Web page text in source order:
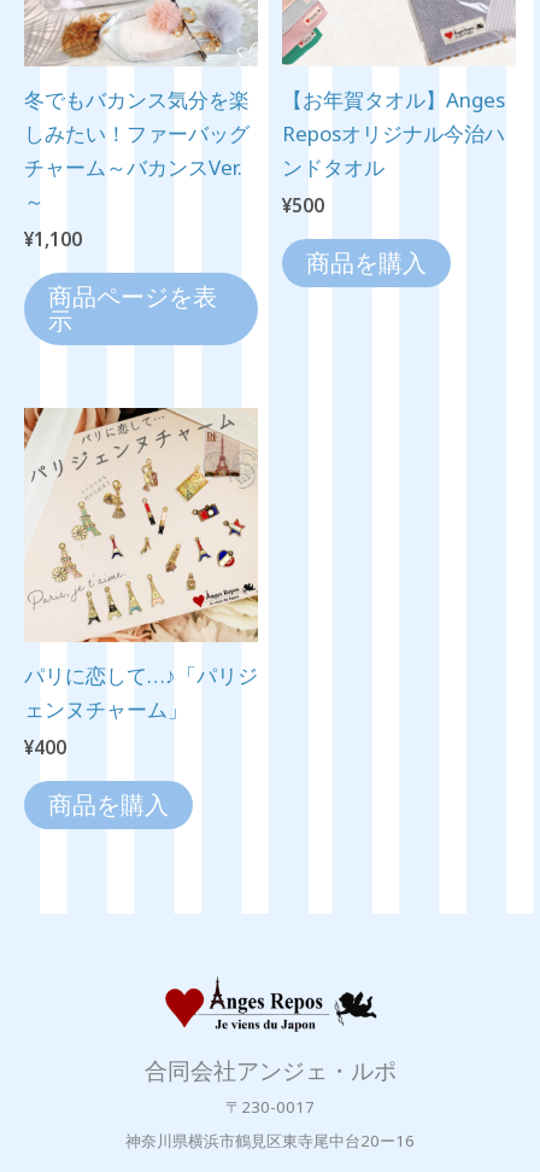
冬でもバカンス気分を楽
しみたい！ファーバッグ
チャーム～バカンスVer.
～
¥1,100
商品ページを表
示
【お年賀タオル】Anges
Reposオリジナル今治ハ
ンドタオル
¥500
商品を購入
パリに恋して…♪「パリジ
ェンヌチャーム」
¥400
商品を購入
合同会社アンジェ・ルポ
〒230-0017
神奈川県横浜市鶴見区東寺尾中台20ー16